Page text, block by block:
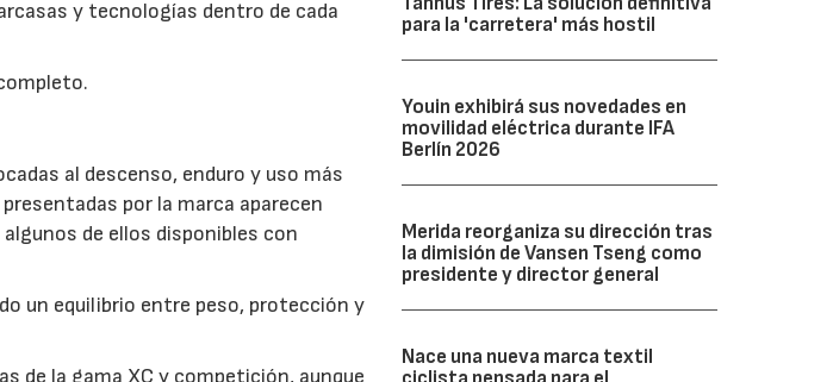
y tecnologías dentro de cada
al descenso, enduro y uso más
por la marca aparecen
de ellos disponibles con
un equilibrio entre peso, protección y
de la gama XC y competición, aunque
para la 'carretera' más hostil
Youin exhibirá sus novedades en
movilidad eléctrica durante IFA
Berlín 2026
Merida reorganiza su dirección tras
la dimisión de Vansen Tseng como
presidente y director general
Nace una nueva marca textil